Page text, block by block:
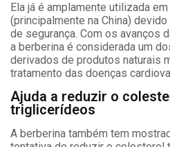
Ela já é amplamente utilizada
(principalmente na China)
de segurança. Com os avanços
a berberina é considerada um
derivados de produtos naturais
tratamento das doenças
Ajuda a reduzir o
triglicerídeos
A berberina também tem